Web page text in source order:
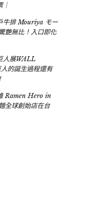
｜
牛排 Mouriya モー
艷無比！入口即化
人展WALL
的誕生過程還有
Ramen Hero in
全球創始店在台